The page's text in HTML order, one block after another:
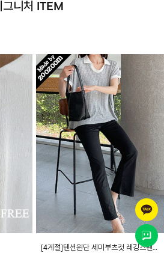
니처 ITEM
[4계절]텐션원단 세미부츠컷 레깅스팬